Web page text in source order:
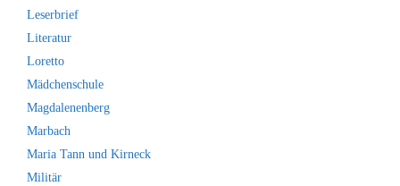
Leserbrief
Literatur
Loretto
Mädchenschule
Magdalenenberg
Marbach
Maria Tann und Kirneck
Militär